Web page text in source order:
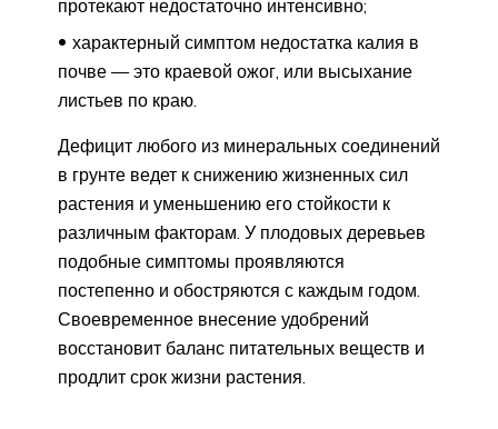
протекают недостаточно интенсивно;
характерный симптом недостатка калия в
почве — это краевой ожог, или высыхание
листьев по краю.
Дефицит любого из минеральных соединений
в грунте ведет к снижению жизненных сил
растения и уменьшению его стойкости к
различным факторам. У плодовых деревьев
подобные симптомы проявляются
постепенно и обостряются с каждым годом.
Своевременное внесение удобрений
восстановит баланс питательных веществ и
продлит срок жизни растения.